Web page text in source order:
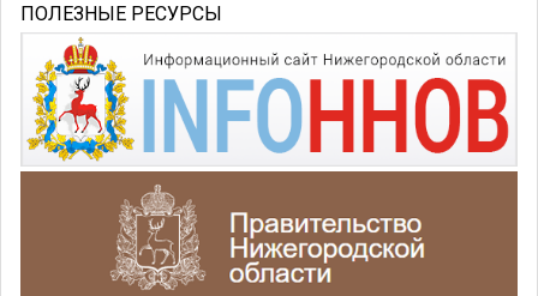
ПОЛЕЗНЫЕ РЕСУРСЫ